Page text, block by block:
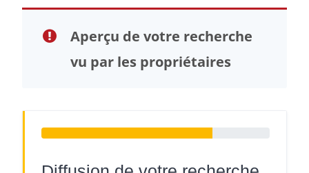
Aperçu de votre recherche
vu par les propriétaires